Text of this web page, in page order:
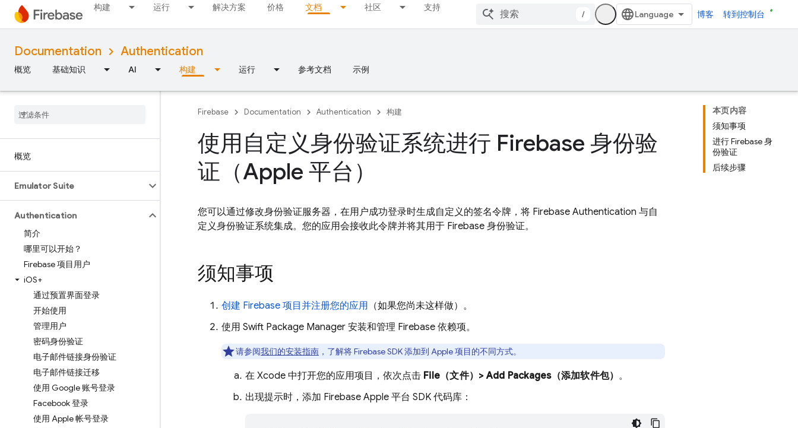
构建 运行 解决方案 价格 文档 社区 支持
/ 博客 转到控制台
Documentation Authentication
概览 基础知识 AI 构建 运行 参考文档 示例
概览
Emulator Suite
Authentication
简介
哪里可以开始？
Firebase 项目用户
iOS+
通过预置界面登录
开始使用
管理用户
密码身份验证
电子邮件链接身份验证
电子邮件链接迁移
使用 Google 账号登录
Facebook 登录
使用 Apple 帐号登录
本页内容
须知事项
进行 Firebase 身
份验证
后续步骤
Firebase Documentation Authentication 构建
使用自定义身份验证系统进行 Firebase 身份验
证（Apple 平台）
您可以通过修改身份验证服务器，在用户成功登录时生成自定义的签名令牌，将 Firebase Authentication 与自
定义身份验证系统集成。您的应用会接收此令牌并将其用于 Firebase 身份验证。
须知事项
创建 Firebase 项目并注册您的应用 （如果您尚未这样做）。
使用 Swift Package Manager 安装和管理 Firebase 依赖项。
请参阅我们的安装指南 ，了解将 Firebase SDK 添加到 Apple 项目的不同方式。
在 Xcode 中打开您的应用项目，依次点击 File（文件）> Add Packages（添加软件包） 。
出现提示时，添加 Firebase Apple 平台 SDK 代码库：